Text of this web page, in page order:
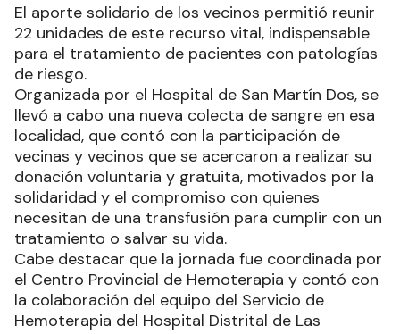
El aporte solidario de los vecinos permitió reunir
22 unidades de este recurso vital, indispensable
para el tratamiento de pacientes con patologías
de riesgo.
Organizada por el Hospital de San Martín Dos, se
llevó a cabo una nueva colecta de sangre en esa
localidad, que contó con la participación de
vecinas y vecinos que se acercaron a realizar su
donación voluntaria y gratuita, motivados por la
solidaridad y el compromiso con quienes
necesitan de una transfusión para cumplir con un
tratamiento o salvar su vida.
Cabe destacar que la jornada fue coordinada por
el Centro Provincial de Hemoterapia y contó con
la colaboración del equipo del Servicio de
Hemoterapia del Hospital Distrital de Las